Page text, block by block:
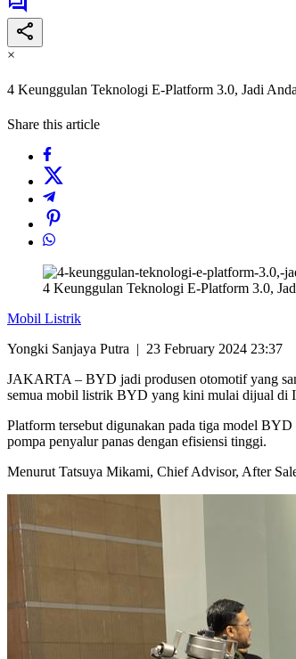
×
4 Keunggulan Teknologi E-Platform 3.0, Jadi
Share this article
4 Keunggulan Teknologi E-Platform 3.0,
Mobil Listrik
Yongki Sanjaya Putra | 23 February 2024 23:37
JAKARTA – BYD jadi produsen otomotif yang
semua mobil listrik BYD yang kini mulai dijual di
Platform tersebut digunakan pada tiga model
pompa penyalur panas dengan efisiensi tinggi.
Menurut Tatsuya Mikami, Chief Advisor, After